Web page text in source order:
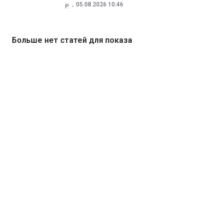
P. 05.08.2026 10:46
Больше нет статей для показа